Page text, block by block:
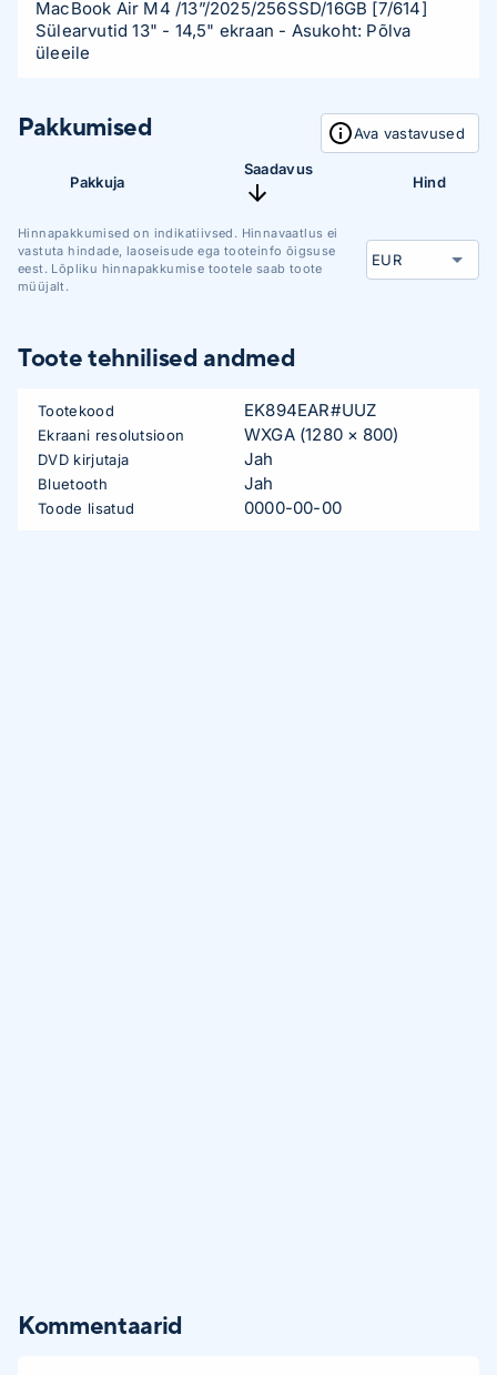
MacBook Air M4 /13”/2025/256SSD/16GB [7/614]
Sülearvutid 13" - 14,5" ekraan - Asukoht: Põlva
üleeile
Pakkumised Ava vastavused
Pakkuja
Saadavus
Hind
Hinnapakkumised on indikatiivsed. Hinnavaatlus ei
vastuta hindade, laoseisude ega tooteinfo õigsuse
eest. Lõpliku hinnapakkumise tootele saab toote
müüjalt.
Toote tehnilised andmed
Tootekood EK894EAR#UUZ
Ekraani resolutsioon WXGA (1280 × 800)
DVD kirjutaja Jah
Bluetooth Jah
Toode lisatud 0000-00-00
Kommentaarid